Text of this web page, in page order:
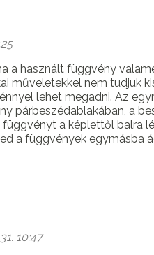
a használt függvény
műveletekkel nem tudjuk
lehet megadni. Az
a képlettől balra
a függvények egymásba
10:47